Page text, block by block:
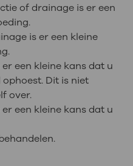
of drainage is er een
is er een kleine
een kleine kans dat u
Dit is niet
over.
een kleine kans dat u